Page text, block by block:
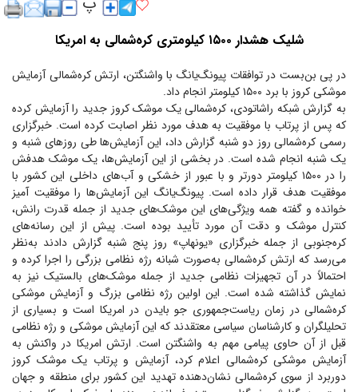
شلیک هشدار ۱۵۰۰ کیلومتری کره‌شمالی به امریکا
در پی بن‌بست در توافقات پیونگ‌یانگ با واشنگتن، ارتش کره‌شمالی آزمایش
موشکی کروز با برد ۱۵۰۰ کیلومتر انجام داد.
به گزارش شبکه راشاتودی، کره‌شمالی یک موشک کروز جدید را آزمایش کرده
که پس از پرتاب با موفقیت به هدف مورد نظر اصابت کرده است. خبرگزاری
رسمی کره‌شمالی روز دو شنبه گزارش داد، این آزمایش‌ها طی روز‌های شنبه و
یک شنبه انجام شده است. در بخشی از این آزمایش‌ها، یک موشک هدفش
را در ۱۵۰۰ کیلومتر دورتر و با عبور از خشکی و آب‌های داخلی این کشور با
موفقیت هدف قرار داده است. پیونگ‌یانگ این آزمایش‌ها را موفقیت آمیز
خوانده و گفته همه ویژگی‌های این موشک‌های جدید از جمله قدرت رانش،
کنترل موشک و دقت آن مورد تأیید بوده است. پیش از این رسانه‌های
کره‌جنوبی از جمله خبرگزاری «یونهاپ» روز پنج شنبه گزارش دادند به‌نظر
می‌رسد که ارتش کره‌شمالی به‌صورت شبانه رژه نظامی بزرگی را اجرا کرده و
احتمالاً در آن تجهیزات نظامی جدید از جمله موشک‌های بالستیک نیز به
نمایش گذاشته شده است. این اولین رژه نظامی بزرگ و آزمایش موشکی
کره‌شمالی در زمان ریاست‌جمهوری جو بایدن در امریکا است و بسیاری از
تحلیلگران و کارشناسان سیاسی معتقدند که این آزمایش موشکی و رژه نظامی
قبل از آن حاوی پیامی مهم به واشنگتن است. ارتش امریکا در واکنش به
آزمایش موشکی کره‌شمالی اعلام کرد، آزمایش و پرتاب یک موشک کروز
دوربرد از سوی کره‌شمالی نشان‌دهنده تهدید این کشور برای منطقه و جهان